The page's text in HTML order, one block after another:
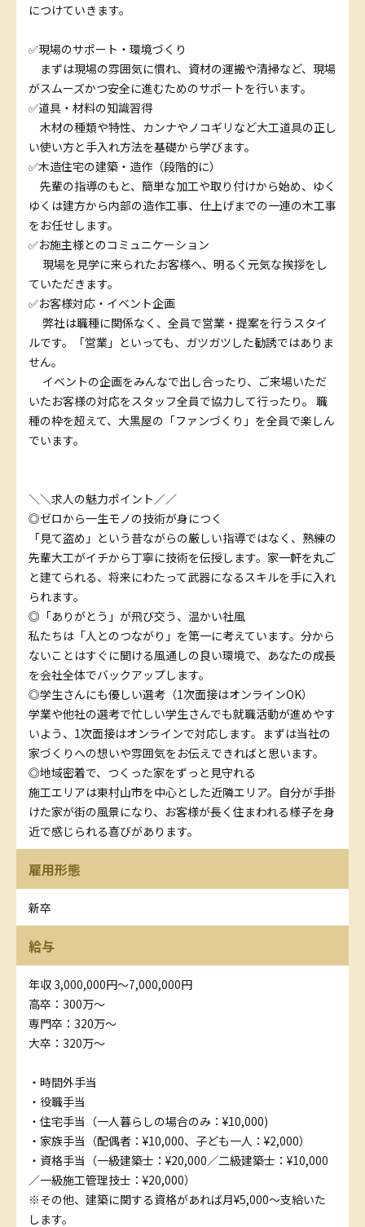
につけていきます。
✅現場のサポート・環境づくり
まずは現場の雰囲気に慣れ、資材の運搬や清掃など、現場
がスムーズかつ安全に進むためのサポートを行います。
✅道具・材料の知識習得
木材の種類や特性、カンナやノコギリなど大工道具の正し
い使い方と手入れ方法を基礎から学びます。
✅木造住宅の建築・造作（段階的に）
先輩の指導のもと、簡単な加工や取り付けから始め、ゆく
ゆくは建方から内部の造作工事、仕上げまでの一連の木工事
をお任せします。
✅お施主様とのコミュニケーション
現場を見学に来られたお客様へ、明るく元気な挨拶をし
ていただきます。
✅お客様対応・イベント企画
弊社は職種に関係なく、全員で営業・提案を行うスタイ
ルです。「営業」といっても、ガツガツした勧誘ではありま
せん。
イベントの企画をみんなで出し合ったり、ご来場いただ
いたお客様の対応をスタッフ全員で協力して行ったり。 職
種の枠を超えて、大黒屋の「ファンづくり」を全員で楽しん
でいます。
＼＼求人の魅力ポイント／／
◎ゼロから一生モノの技術が身につく
「見て盗め」という昔ながらの厳しい指導ではなく、熟練の
先輩大工がイチから丁寧に技術を伝授します。家一軒を丸ご
と建てられる、将来にわたって武器になるスキルを手に入れ
られます。
◎「ありがとう」が飛び交う、温かい社風
私たちは「人とのつながり」を第一に考えています。分から
ないことはすぐに聞ける風通しの良い環境で、あなたの成長
を会社全体でバックアップします。
◎学生さんにも優しい選考（1次面接はオンラインOK）
学業や他社の選考で忙しい学生さんでも就職活動が進めやす
いよう、1次面接はオンラインで対応します。まずは当社の
家づくりへの想いや雰囲気をお伝えできればと思います。
◎地域密着で、つくった家をずっと見守れる
施工エリアは東村山市を中心とした近隣エリア。自分が手掛
けた家が街の風景になり、お客様が長く住まわれる様子を身
近で感じられる喜びがあります。
雇用形態
新卒
給与
年収 3,000,000円〜7,000,000円
高卒：300万～
専門卒：320万～
大卒：320万～
・時間外手当
・役職手当
・住宅手当（一人暮らしの場合のみ：¥10,000)
・家族手当（配偶者：¥10,000、子ども一人：¥2,000）
・資格手当（一級建築士：¥20,000／二級建築士：¥10,000
／一級施工管理技士：¥20,000）
※その他、建築に関する資格があれば月¥5,000～支給いた
します。